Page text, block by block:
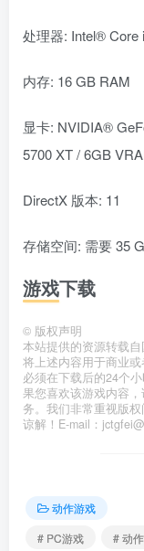
处理器: Intel® Core
内存: 16 GB RAM
显卡: NVIDIA®
5700 XT / 6GB
DirectX 版本: 11
存储空间: 需要 35
游戏下载
© 版权声明
本站提供的资源转载
将上述内容用于商业
必须在下载后的24个
果您喜欢该游戏内容
务。我们非常重视版
谅解！E-mail：
动作游戏
# PC游戏
# 动作